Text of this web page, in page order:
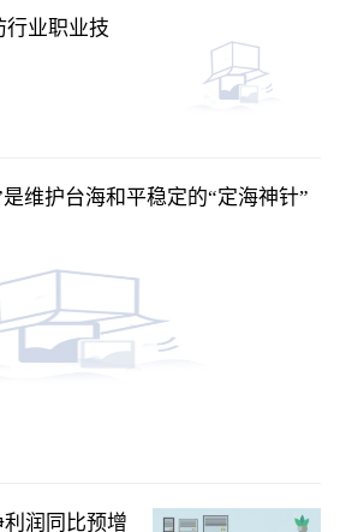
行业职业技
维护台海和平稳定的“定海神针”
润同比预增